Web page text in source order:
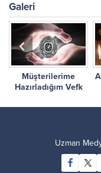
Galeri
Müşterilerime
Hazırladığım Vefk
Uzman